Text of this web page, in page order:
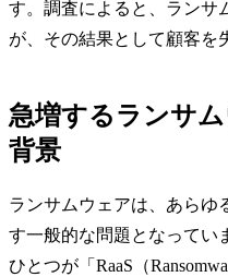
す。調査によると、ランサ
が、その結果として顧客を
急増するランサ
背景
ランサムウェアは、あらゆ
す一般的な問題となってい
ひとつが「RaaS（